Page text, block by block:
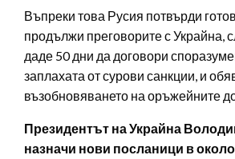
Въпреки това Русия потвърди
продължи преговорите с Украйна,
даде 50 дни да договори
заплахата от сурови санкции, и
възобновяването на оръжейните
Президентът на Украйна
назначи нови посланици в